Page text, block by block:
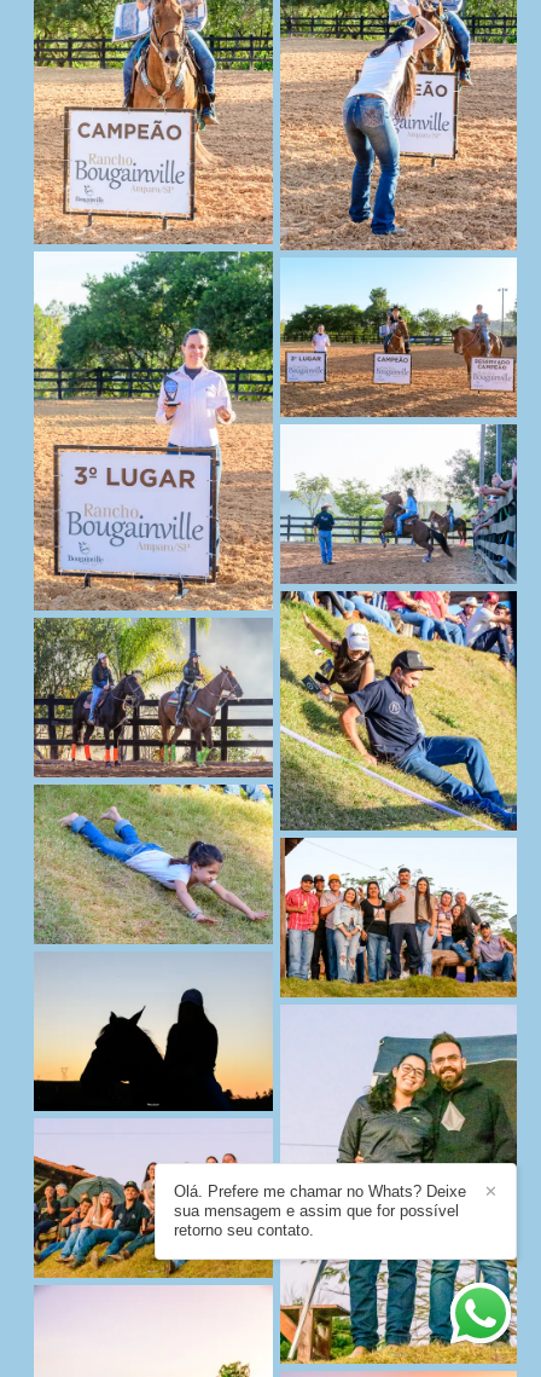
✕
Olá. Prefere me chamar no Whats? Deixe
sua mensagem e assim que for possível
retorno seu contato.